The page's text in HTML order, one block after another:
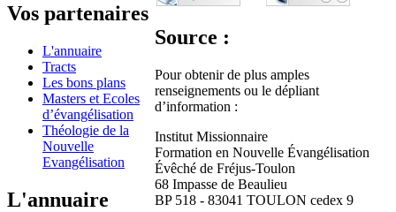
Vos partenaires
L'annuaire
Tracts
Les bons plans
Masters et Ecoles
d’évangélisation
Théologie de la
Nouvelle
Evangélisation
L'annuaire
Source :
Pour obtenir de plus amples
renseignements ou le dépliant
d’information :
Institut Missionnaire
Formation en Nouvelle Évangélisation
Évêché de Fréjus-Toulon
68 Impasse de Beaulieu
BP 518 - 83041 TOULON cedex 9